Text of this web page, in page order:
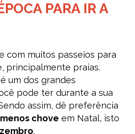
PARA IR A
com muitos passeios para
principalmente praias.
um dos grandes
pode ter durante a sua
assim, dê preferência
menos chove em Natal, isto
.